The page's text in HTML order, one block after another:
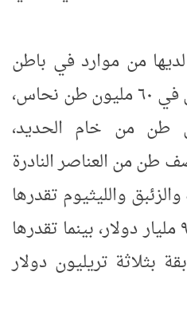
من موارد في باطن
الأرض من ثروات تتمثل في ٦٠ مليون طن نحاس،
طن من خام الحديد،
طن من العناصر النادرة
والليثيوم تقدرها
المصادر الأمريكية ب٩٠٨ مليار دولار، بينما تقدرها
بثلاثة تريليون دولار